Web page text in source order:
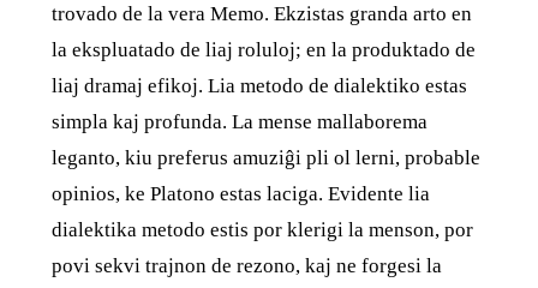
trovado de la vera Memo. Ekzistas granda arto en
la ekspluatado de liaj roluloj; en la produktado de
liaj dramaj efikoj. Lia metodo de dialektiko estas
simpla kaj profunda. La mense mallaborema
leganto, kiu preferus amuziĝi pli ol lerni, probable
opinios, ke Platono estas laciga. Evidente lia
dialektika metodo estis por klerigi la menson, por
povi sekvi trajnon de rezono, kaj ne forgesi la